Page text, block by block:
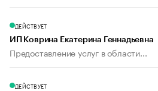
ДЕЙСТВУЕТ
ИП Коврина Екатерина Геннадьевна
Предоставление услуг в области...
ДЕЙСТВУЕТ